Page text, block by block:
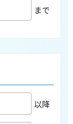
まで
以降